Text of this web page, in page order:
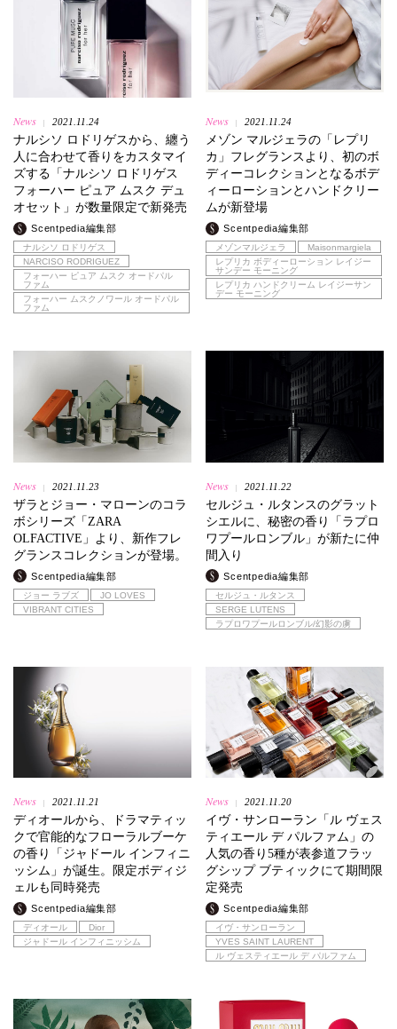
News 2021.11.24
ナルシソ ロドリゲスから、纏う
人に合わせて香りをカスタマイ
ズする「ナルシソ ロドリゲス
フォーハー ピュア ムスク デュ
オセット」が数量限定で新発売
Scentpedia編集部
ナルシソ ロドリゲス
NARCISO RODRIGUEZ
フォーハー ピュア ムスク オードパル
ファム
フォーハー ムスクノワール オードパル
ファム
News 2021.11.24
メゾン マルジェラの「レプリ
カ」フレグランスより、初のボ
ディーコレクションとなるボデ
ィーローションとハンドクリー
ムが新登場
Scentpedia編集部
メゾンマルジェラ
Maisonmargiela
レプリカ ボディーローション レイジー
サンデー モーニング
レプリカ ハンドクリーム レイジーサン
デー モーニング
News 2021.11.23
ザラとジョー・マローンのコラ
ボシリーズ「ZARA
OLFACTIVE」より、新作フレ
グランスコレクションが登場。
Scentpedia編集部
ジョー ラブズ
JO LOVES
VIBRANT CITIES
News 2021.11.22
セルジュ・ルタンスのグラット
シエルに、秘密の香り「ラプロ
ワプールロンブル」が新たに仲
間入り
Scentpedia編集部
セルジュ・ルタンス
SERGE LUTENS
ラプロワプールロンブル/幻影の虜
News 2021.11.21
ディオールから、ドラマティッ
クで官能的なフローラルブーケ
の香り「ジャドール インフィニ
ッシム」が誕生。限定ボディジ
ェルも同時発売
Scentpedia編集部
ディオール
Dior
ジャドール インフィニッシム
News 2021.11.20
イヴ・サンローラン「ル ヴェス
ティエール デ パルファム」の
人気の香り5種が表参道フラッ
グシップ ブティックにて期間限
定発売
Scentpedia編集部
イヴ・サンローラン
YVES SAINT LAURENT
ル ヴェスティエール デ パルファム